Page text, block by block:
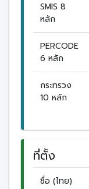
SMIS 8
หลัก
PERCODE
6 หลัก
กระทรวง
10 หลัก
ที่ตั้ง
ชื่อ (ไทย)